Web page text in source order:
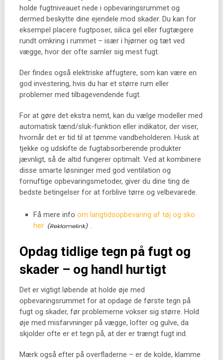
holde fugtniveauet nede i opbevaringsrummet og
dermed beskytte dine ejendele mod skader. Du kan for
eksempel placere fugtposer, silica gel eller fugtægere
rundt omkring i rummet – især i hjørner og tæt ved
vægge, hvor der ofte samler sig mest fugt.
Der findes også elektriske affugtere, som kan være en
god investering, hvis du har et større rum eller
problemer med tilbagevendende fugt.
For at gøre det ekstra nemt, kan du vælge modeller med
automatisk tænd/sluk-funktion eller indikator, der viser,
hvornår det er tid til at tømme vandbeholderen. Husk at
tjekke og udskifte de fugtabsorberende produkter
jævnligt, så de altid fungerer optimalt. Ved at kombinere
disse smarte løsninger med god ventilation og
fornuftige opbevaringsmetoder, giver du dine ting de
bedste betingelser for at forblive tørre og velbevarede.
Få mere infoom langtidsopbevaring af tøj og sko
her
Opdag tidlige tegn på fugt og
skader – og handl hurtigt
Det er vigtigt løbende at holde øje med
opbevaringsrummet for at opdage de første tegn på
fugt og skader, før problemerne vokser sig større. Hold
øje med misfarvninger på vægge, lofter og gulve, da
skjolder ofte er et tegn på, at der er trængt fugt ind.
Mærk også efter på overfladerne – er de kolde, klamme